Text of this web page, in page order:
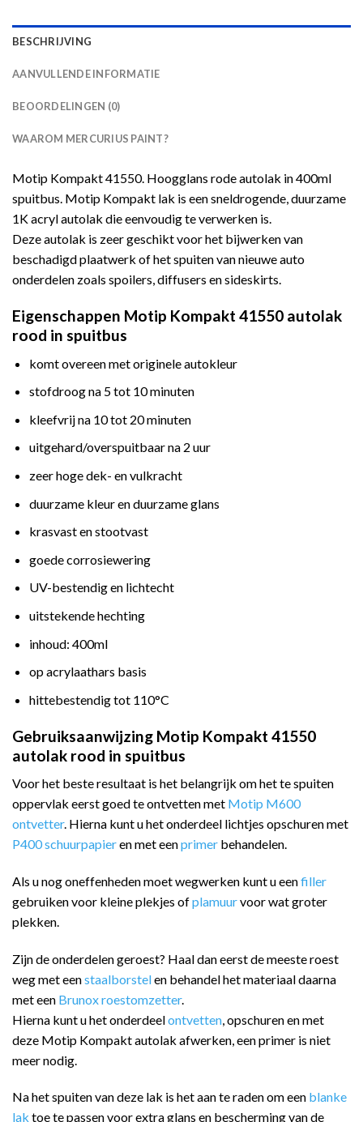
BESCHRIJVING
AANVULLENDE INFORMATIE
BEOORDELINGEN (0)
WAAROM MERCURIUS PAINT?
Motip Kompakt 41550. Hoogglans rode autolak in 400ml
spuitbus. Motip Kompakt lak is een sneldrogende, duurzame
1K acryl autolak die eenvoudig te verwerken is.
Deze autolak is zeer geschikt voor het bijwerken van
beschadigd plaatwerk of het spuiten van nieuwe auto
onderdelen zoals spoilers, diffusers en sideskirts.
Eigenschappen Motip Kompakt 41550 autolak
rood in spuitbus
komt overeen met originele autokleur
stofdroog na 5 tot 10 minuten
kleefvrij na 10 tot 20 minuten
uitgehard/overspuitbaar na 2 uur
zeer hoge dek- en vulkracht
duurzame kleur en duurzame glans
krasvast en stootvast
goede corrosiewering
UV-bestendig en lichtecht
uitstekende hechting
inhoud: 400ml
op acrylaathars basis
hittebestendig tot 110°C
Gebruiksaanwijzing Motip Kompakt 41550
autolak rood in spuitbus
Voor het beste resultaat is het belangrijk om het te spuiten
oppervlak eerst goed te ontvetten met Motip M600
ontvetter. Hierna kunt u het onderdeel lichtjes opschuren met
P400 schuurpapieren met eenprimer behandelen.
Als u nog oneffenheden moet wegwerken kunt u eenfiller
gebruiken voor kleine plekjes ofplamuurvoor wat groter
plekken.
Zijn de onderdelen geroest? Haal dan eerst de meeste roest
weg met eenstaalborstelen behandel het materiaal daarna
met een Brunox roestomzetter.
Hierna kunt u het onderdeelontvetten , opschuren en met
deze Motip Kompakt autolak afwerken, een primer is niet
meer nodig.
Na het spuiten van deze lak is het aan te raden om een blanke
lak toe te passen voor extra glans en bescherming van de